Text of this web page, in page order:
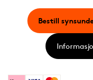
Bestill